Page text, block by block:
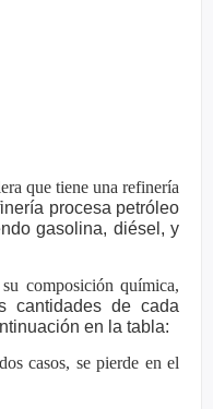
que tiene una refinería
procesa petróleo
gasolina, diésel, y
composición química,
cantidades de cada
en la tabla:
casos, se pierde en el